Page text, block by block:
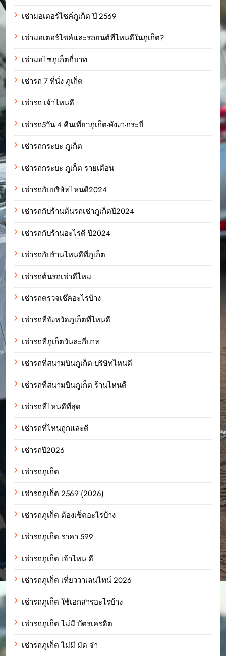
เช่ามอเตอร์ไซค์ภูเก็ต ปี 2569
เช่ามอเตอร์ไซค์และรถยนต์ที่ไหนดีในภูเก็ต?
เช่ามอไซภูเก็ตกี่บาท
เช่ารถ 7 ที่นั่ง ภูเก็ต
เช่ารถ เจ้าไหนดี
เช่ารถ5วัน 4 คืนเที่ยวภูเก็ต-พังงา-กระบี่
เช่ารถกระบะ ภูเก็ต
เช่ารถกระบะ ภูเก็ต รายเดือน
เช่ารถกับบริษัทไหนดี2024
เช่ารถกับร้านต้นรถเช่าภูเก็ตปี2024
เช่ารถกับร้านอะไรดี ปี2024
เช่ารถกับร้านไหนดีที่ภูเก็ต
เช่ารถต้นรถเช่าดีไหม
เช่ารถตรวจเช๊คอะไรบ้าง
เช่ารถที่จังหวัดภูเก็ตที่ไหนดี
เช่ารถที่ภูเก็ตวันละกี่บาท
เช่ารถที่สนามบินภูเก็ต บริษัทไหนดี
เช่ารถที่สนามบินภูเก็ต ร้านไหนดี
เช่ารถที่ไหนดีที่สุด
เช่ารถที่ไหนถูกและดี
เช่ารถปี2026
เช่ารถภูเก็ต
เช่ารถภูเก็ต 2569 (2026)
เช่ารถภูเก็ต ต้องเช็คอะไรบ้าง
เช่ารถภูเก็ต ราคา 599
เช่ารถภูเก็ต เจ้าไหน ดี
เช่ารถภูเก็ต เที่ยววาเลนไทน์ 2026
เช่ารถภูเก็ต ใช้เอกสารอะไรบ้าง
เช่ารถภูเก็ต ไม่มี บัตรเครดิต
เช่ารถภูเก็ต ไม่มี มัด จํา